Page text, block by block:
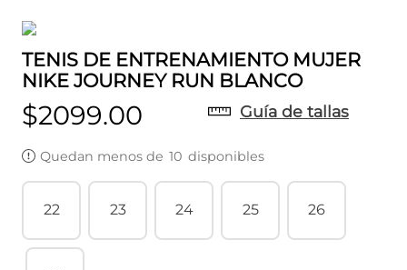
TENIS DE ENTRENAMIENTO MUJER
NIKE JOURNEY RUN BLANCO
$2099.00 Guía de tallas
Quedan menos de 10 disponibles
22 23 24 25 26